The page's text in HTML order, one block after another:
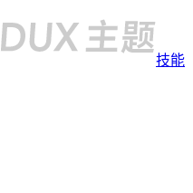
技能